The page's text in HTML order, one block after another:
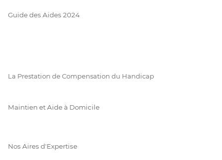
Guide des Aides 2024
La Prestation de Compensation du Handicap
Maintien et Aide à Domicile
Nos Aires d'Expertise